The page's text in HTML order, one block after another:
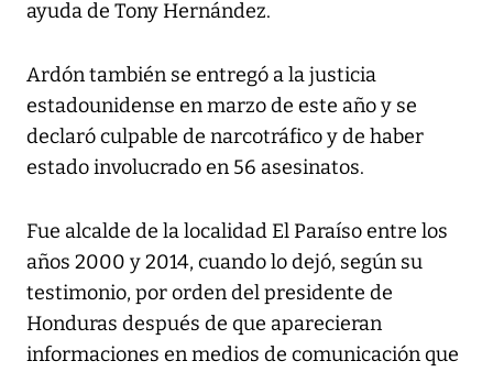
ayuda de Tony Hernández.
Ardón también se entregó a la justicia
estadounidense en marzo de este año y se
declaró culpable de narcotráfico y de haber
estado involucrado en 56 asesinatos.
Fue alcalde de la localidad El Paraíso entre los
años 2000 y 2014, cuando lo dejó, según su
testimonio, por orden del presidente de
Honduras después de que aparecieran
informaciones en medios de comunicación que